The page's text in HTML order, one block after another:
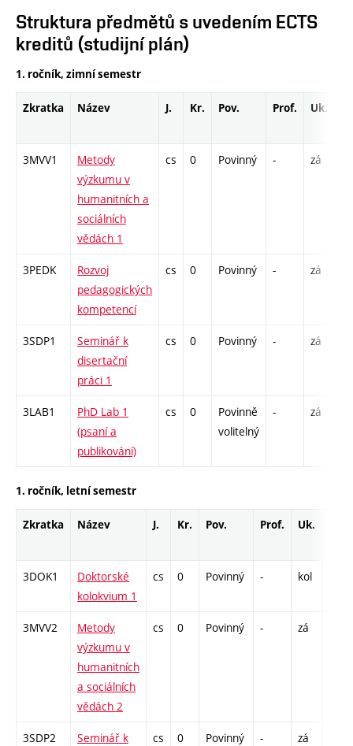
Struktura předmětů s uvedením ECTS
kreditů (studijní plán)
1. ročník, zimní semestr
Zkratka Název J. Kr. Pov. Prof. Uk.
3MVV1
Metody
výzkumu v
humanitních a
sociálních
vědách 1
cs 0 Povinný - zá
3PEDK
Rozvoj
pedagogických
kompetencí
cs 0 Povinný - zá
3SDP1
Seminář k
disertační
práci 1
cs 0 Povinný - zá
3LAB1
PhD Lab 1
(psaní a
publikování)
cs 0
Povinně
volitelný
- zá
1. ročník, letní semestr
Zkratka Název J. Kr. Pov. Prof. Uk.
3DOK1
Doktorské
kolokvium 1
cs 0 Povinný - kol
3MVV2
Metody
výzkumu v
humanitních
a sociálních
vědách 2
cs 0 Povinný - zá
3SDP2
Seminář k
cs 0 Povinný - zá